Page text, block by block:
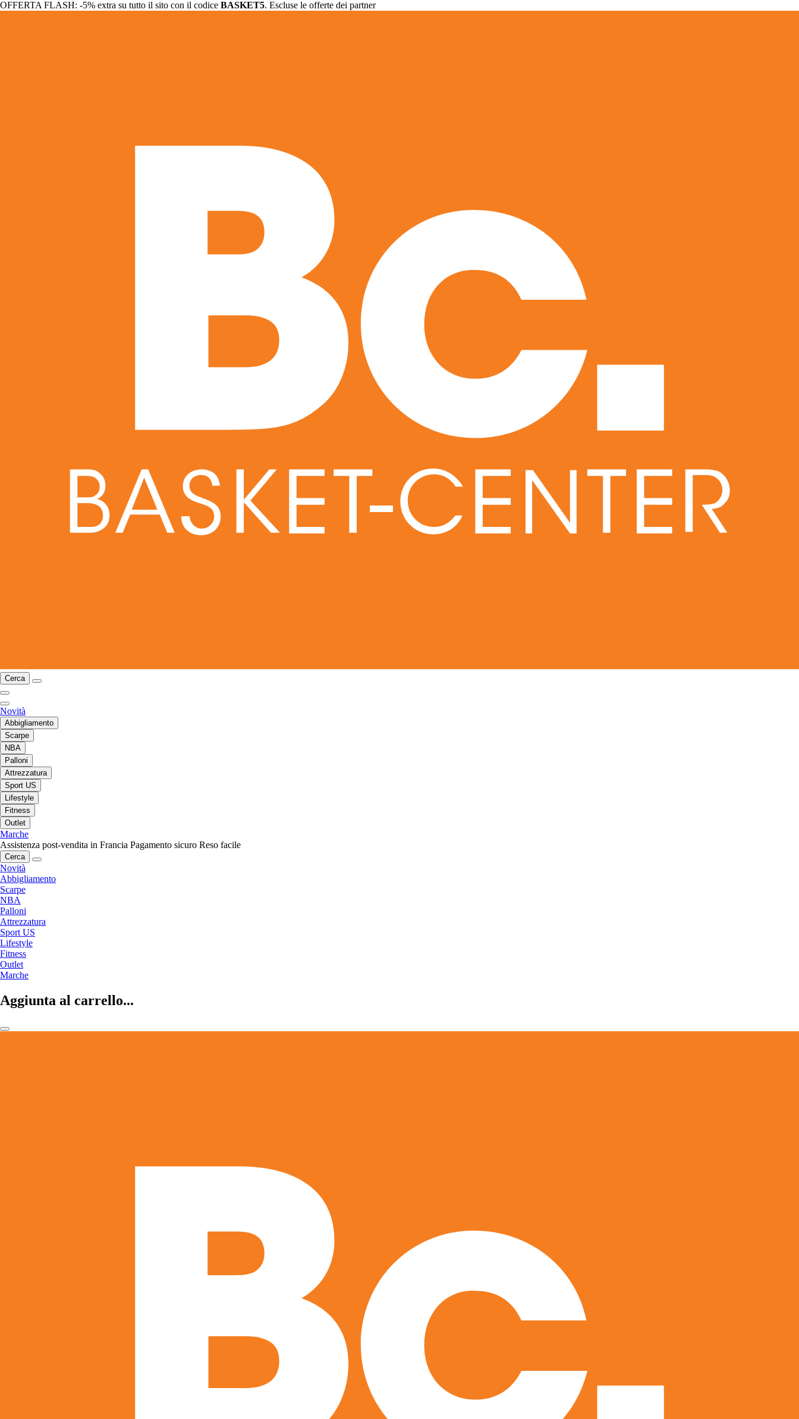
OFFERTA FLASH: -5% extra su tutto il sito con il codice BASKET5. Escluse le offerte dei partner
Cerca
Novità
Abbigliamento
Scarpe
NBA
Palloni
Attrezzatura
Sport US
Lifestyle
Fitness
Outlet
Marche
Assistenza post-vendita in Francia Pagamento sicuro Reso facile
Cerca
Novità
Abbigliamento
Scarpe
NBA
Palloni
Attrezzatura
Sport US
Lifestyle
Fitness
Outlet
Marche
Aggiunta al carrello...